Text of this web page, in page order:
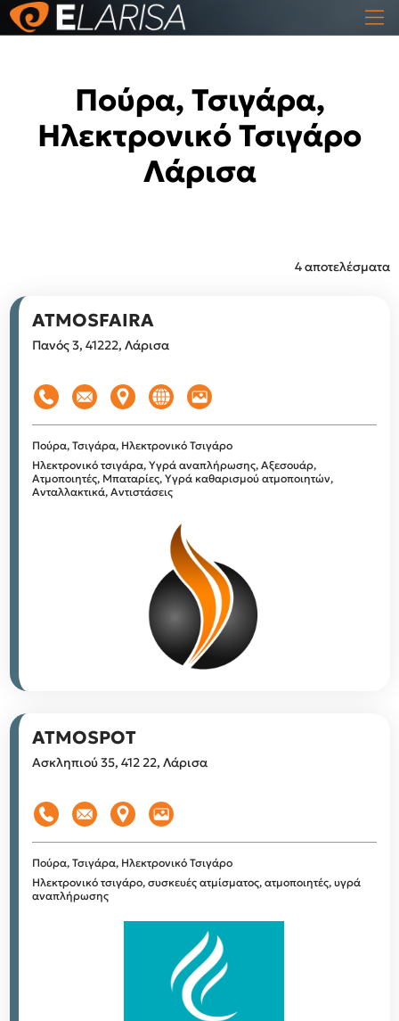
Πούρα, Τσιγάρα,
Ηλεκτρονικό Τσιγάρο
Λάρισα
4 αποτελέσματα
ATMOSFAIRA
Πανός 3, 41222, Λάρισα
Πούρα, Τσιγάρα, Ηλεκτρονικό Τσιγάρο
Ηλεκτρονικό τσιγάρα, Υγρά αναπλήρωσης, Αξεσουάρ,
Ατμοποιητές, Μπαταρίες, Υγρά καθαρισμού ατμοποιητών,
Ανταλλακτικά, Αντιστάσεις
ATMOSPOT
Ασκληπιού 35, 412 22, Λάρισα
Πούρα, Τσιγάρα, Ηλεκτρονικό Τσιγάρο
Ηλεκτρονικό τσιγάρο, συσκευές ατμίσματος, ατμοποιητές, υγρά
αναπλήρωσης